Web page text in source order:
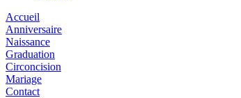
Accueil
Anniversaire
Naissance
Graduation
Circoncision
Mariage
Contact